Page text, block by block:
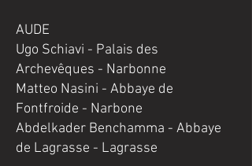
AUDE
Ugo Schiavi - Palais des
Archevêques - Narbonne
Matteo Nasini - Abbaye de
Fontfroide - Narbone
Abdelkader Benchamma - Abbaye
de Lagrasse - Lagrasse